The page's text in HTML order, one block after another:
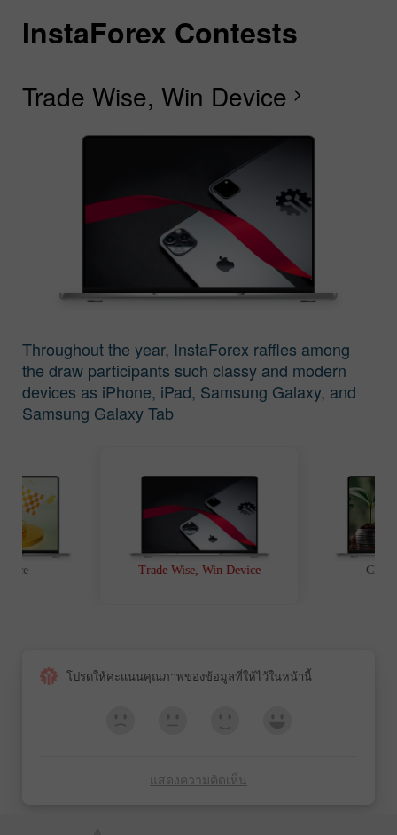
InstaForex Contests
Trade Wise, Win Device chevron_right
Throughout the year, InstaForex raffles among
the draw participants such classy and modern
devices as iPhone, iPad, Samsung Galaxy, and
Samsung Galaxy Tab
Race Trade Wise, Win Device
โปรดให้คะแนนคุณภาพของข้อมูลที่ให้ไว้ในหน้านี้
แสดงความคิดเห็น